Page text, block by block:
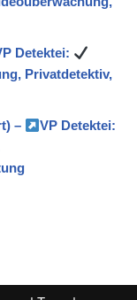
Detektei:
Privatdetektiv,
–
VP Detektei: